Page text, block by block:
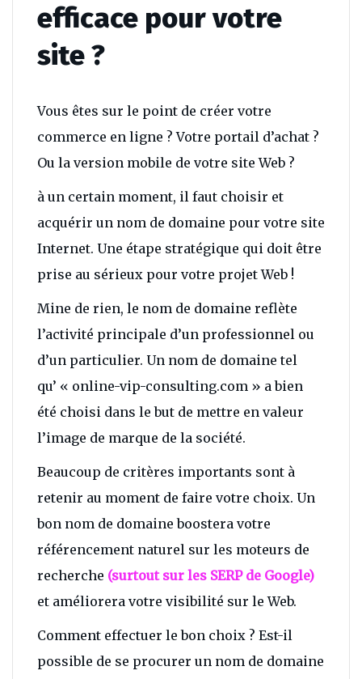
efficace pour votre
site ?
Vous êtes sur le point de créer votre
commerce en ligne ? Votre portail d’achat ?
Ou la version mobile de votre site Web ?
à un certain moment, il faut choisir et
acquérir un nom de domaine pour votre site
Internet. Une étape stratégique qui doit être
prise au sérieux pour votre projet Web !
Mine de rien, le nom de domaine reflète
l’activité principale d’un professionnel ou
d’un particulier. Un nom de domaine tel
qu’ « online-vip-consulting.com » a bien
été choisi dans le but de mettre en valeur
l’image de marque de la société.
Beaucoup de critères importants sont à
retenir au moment de faire votre choix. Un
bon nom de domaine boostera votre
référencement naturel sur les moteurs de
recherche (surtout sur les SERP de Google)
et améliorera votre visibilité sur le Web.
Comment effectuer le bon choix ? Est-il
possible de se procurer un nom de domaine